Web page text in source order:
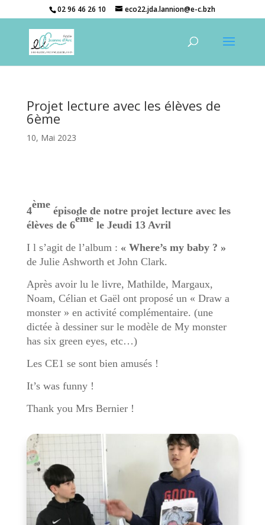
02 96 46 26 10 eco22.jda.lannion@e-c.bzh
Projet lecture avec les élèves de
6ème
10, Mai 2023
4
ème
épisode de notre projet lecture avec les
élèves de 6
ème
le Jeudi 13 Avril
I l s’agit de l’album : « Where’s my baby ? »
de Julie Ashworth et John Clark.
Après avoir lu le livre, Mathilde, Margaux,
Noam, Célian et Gaël ont proposé un « Draw a
monster » en activité complémentaire. (une
dictée à dessiner sur le modèle de My monster
has six green eyes, etc…)
Les CE1 se sont bien amusés !
It’s was funny !
Thank you Mrs Bernier !